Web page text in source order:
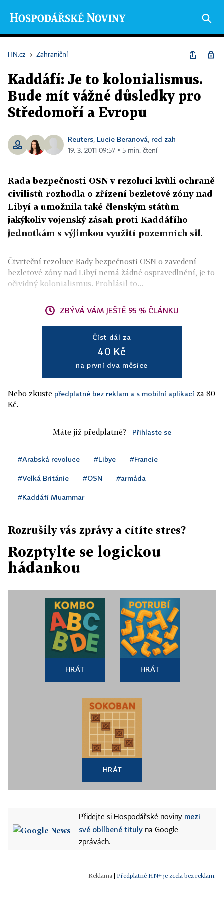
HN.cz › Zahraniční
Kaddáfí: Je to kolonialismus.
Bude mít vážné důsledky pro
Středomoří a Evropu
Reuters, Lucie Beranová, red zah
19. 3. 2011 09:57 ▪ 5 min. čtení
Rada bezpečnosti OSN v rezoluci kvůli ochraně
civilistů rozhodla o zřízení bezletové zóny nad
Libyí a umožnila také členským státům
jakýkoliv vojenský zásah proti Kaddáfího
jednotkám s výjimkou využití pozemních sil.
Čtvrteční rezoluce Rady bezpečnosti OSN o zavedení
bezletové zóny nad Libyí nemá žádné ospravedlnění, je to
očividný kolonialismus. Prohlásil to...
ZBÝVÁ VÁM JEŠTĚ 95 % ČLÁNKU
Číst dál za
40 Kč
na první dva měsíce
Nebo zkuste předplatné bez reklam a s mobilní aplikací za 80
Kč.
Máte již předplatné? Přihlaste se
#Arabská revoluce #Libye #Francie
#Velká Británie #OSN #armáda
#Kaddáfí Muammar
Rozrušily vás zprávy a cítíte stres?
Rozptylte se logickou
hádankou
HRÁT HRÁT
HRÁT
Přidejte si Hospodářské noviny mezi
své oblíbené tituly na Google
zprávách.
Předplatné HN+ je zcela bez reklam.